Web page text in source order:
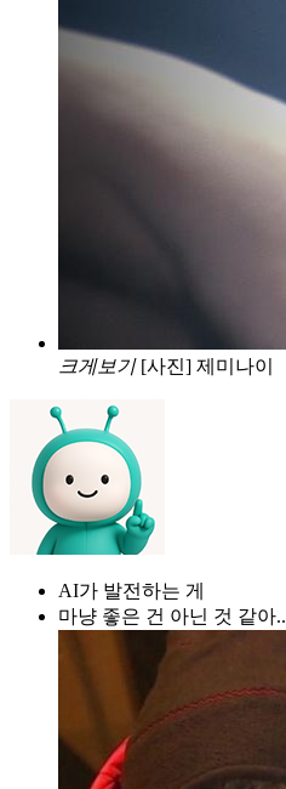
크게보기 [사진] 제미나이
AI가 발전하는 게
마냥 좋은 건 아닌 것 같아..